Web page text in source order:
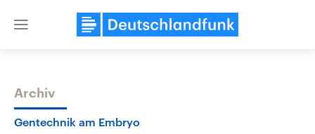
Close
Themen
Archiv
Gentechnik am Embryo